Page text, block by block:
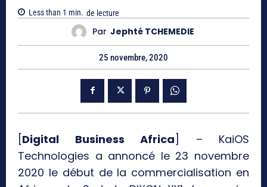
Less than 1 min. de lecture
Par Jephté TCHEMEDIE
25 novembre, 2020
[Digital Business Africa] – KaiOS
Technologies a annoncé le 23 novembre
2020 le début de la commercialisation en